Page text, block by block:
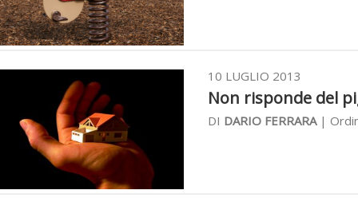
10 LUGLIO 2013
Non risponde del
DI DARIO FERRARA|